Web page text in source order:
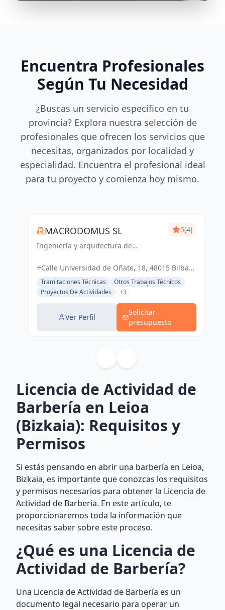
Encuentra Profesionales
Según Tu Necesidad
¿Buscas un servicio específico en tu
provincia? Explora nuestra selección de
profesionales que ofrecen los servicios que
necesitas, organizados por localidad y
especialidad. Encuentra el profesional ideal
para tu proyecto y comienza hoy mismo.
MACRODOMUS SL
Ingeniería y arquitectura de
y funcional
5(4)
Calle Universidad de Oñate, 18, 48015 Bilbao,
Vizcaya, España, España
Tramitaciones Técnicas
Otros Trabajos Técnicos
Proyectos De Actividades
+3
Ver Perfil
Solicitar
presupuesto
Licencia de Actividad de
Barbería en Leioa
(Bizkaia): Requisitos y
Permisos
Si estás pensando en abrir una barbería en Leioa,
Bizkaia, es importante que conozcas los requisitos
y permisos necesarios para obtener la Licencia de
Actividad de Barbería. En este artículo, te
proporcionaremos toda la información que
necesitas saber sobre este proceso.
¿Qué es una Licencia de
Actividad de Barbería?
Una Licencia de Actividad de Barbería es un
documento legal necesario para operar un